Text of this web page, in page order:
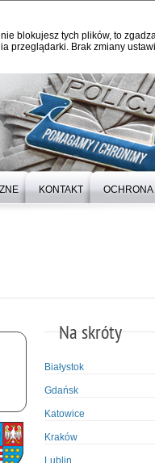
blokujesz tych plików, to
przeglądarki. Brak zmiany
KONTAKT OCHRONA
Na skróty
Białystok
Gdańsk
Katowice
Kraków
Lublin